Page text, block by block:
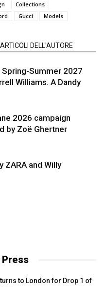
Collections
Gucci Models
DELL'AUTORE
Summer 2027
Williams. A Dandy
2026 campaign
by Zoë Ghertner
ZARA and Willy
Press
to London for Drop 1 of